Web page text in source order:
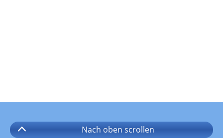
Nach oben scrollen